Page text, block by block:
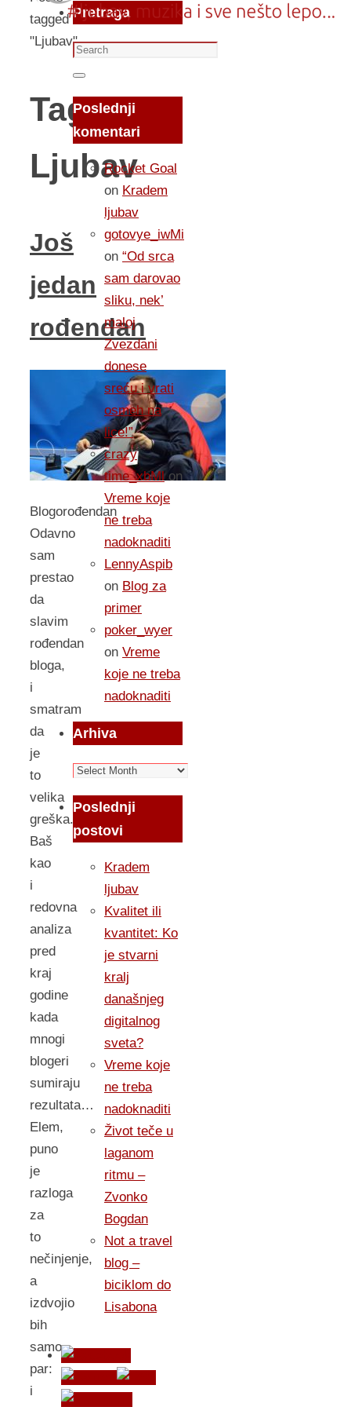
tagged
"Ljubav"
Tag:
Ljubav
Još
jedan
rođendan
Blogorođendan
Odavno
sam
prestao
da
slavim
rođendan
bloga,
i
smatram
da
je
to
velika
greška.
Baš
kao
i
redovna
analiza
pred
kraj
godine
kada
mnogi
blogeri
sumiraju
rezultata…
Elem,
puno
je
razloga
za
to
nečinjenje,
a
izdvojio
bih
samo
par:
i
Pretraga
Search
for:
Search
Poslednji
komentari
Rocket Goal
on Kradem
ljubav
gotovye_iwMi
on “Od srca
sam darovao
sliku, nek’
maloj
Zvezdani
donese
sreću i vrati
osmeh na
lice!”
crazy
time_xbMlon
Vreme koje
ne treba
nadoknaditi
LennyAspib
on Blog za
primer
poker_wyer
on Vreme
koje ne treba
nadoknaditi
Arhiva
Arhiva
Poslednji
postovi
Kradem
ljubav
Kvalitet ili
kvantitet: Ko
je stvarni
kralj
današnjeg
digitalnog
sveta?
Vreme koje
ne treba
nadoknaditi
Život teče u
laganom
ritmu –
Zvonko
Bogdan
Not a travel
blog –
biciklom do
Lisabona